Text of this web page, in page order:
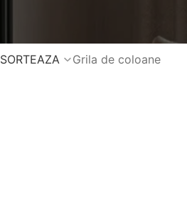
SORTEAZA Grila de coloane